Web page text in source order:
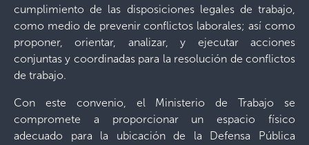
cumplimiento de las disposiciones legales de trabajo,
como medio de prevenir conflictos laborales; así como
proponer, orientar, analizar, y ejecutar acciones
conjuntas y coordinadas para la resolución de conflictos
de trabajo.
Con este convenio, el Ministerio de Trabajo se
compromete a proporcionar un espacio físico
adecuado para la ubicación de la Defensa Pública